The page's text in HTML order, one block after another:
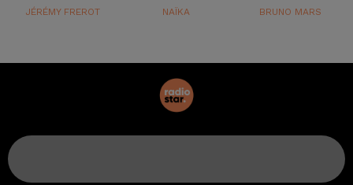
JÉRÉMY FREROT NAÏKA BRUNO MARS